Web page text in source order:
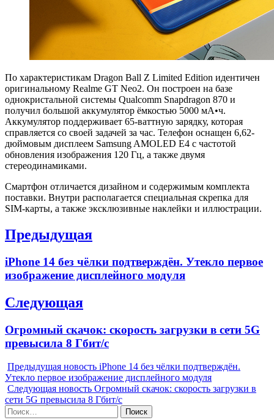
По характеристикам Dragon Ball Z Limited Edition идентичен
оригинальному Realme GT Neo2. Он построен на базе
однокристальной системы Qualcomm Snapdragon 870 и
получил большой аккумулятор ёмкостью 5000 мА•ч.
Аккумулятор поддерживает 65-ваттную зарядку, которая
справляется со своей задачей за час. Телефон оснащен 6,62-
дюймовым дисплеем Samsung AMOLED E4 с частотой
обновления изображения 120 Гц, а также двумя
стереодинамиками.
Смартфон отличается дизайном и содержимым комплекта
поставки. Внутри располагается специальная скрепка для
SIM-карты, а также эксклюзивные наклейки и иллюстрации.
Навигация
записям
Предыдущая
Previous
iPhone 14 без чёлки подтверждён. Утекло первое
изображение дисплейного модуля
Следующая
Next
post:
Огромный скачок: скорость загрузки в сети 5G
превысила 8 Гбит/с
Предыдущая новость iPhone 14 без чёлки подтверждён.
Утекло первое изображение дисплейного модуля
Следующая новость Огромный скачок: скорость загрузки в
сети 5G превысила 8 Гбит/с
Найти: